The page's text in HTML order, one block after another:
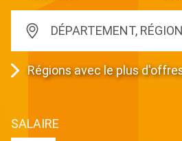
DÉPARTEMENT, RÉGION
Régions avec le plus
SALAIRE